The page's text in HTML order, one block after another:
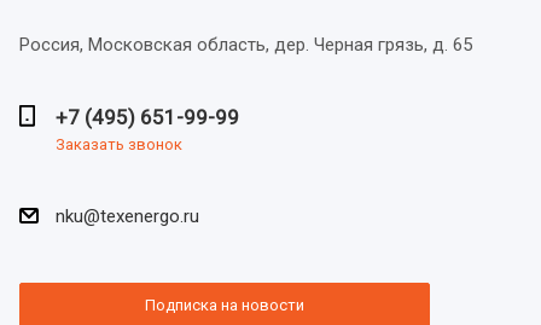
Россия, Московская область, дер. Черная грязь, д. 65
+7 (495) 651-99-99
Заказать звонок
nku@texenergo.ru
Подписка на новости